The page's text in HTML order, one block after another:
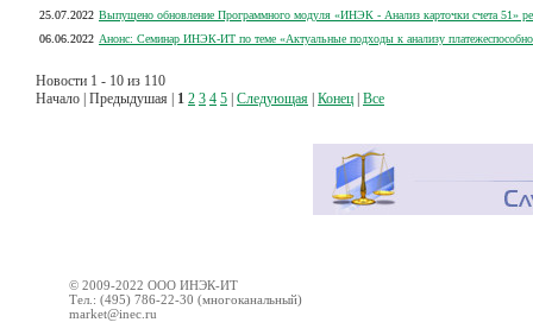
25.07.2022 Выпущено обновление Программного модуля «ИНЭК - Анализ карточки счета 51»
06.06.2022 Анонс: Семинар ИНЭК-ИТ по теме «Актуальные подходы к анализу
Новости 1 - 10 из 110
Начало | Предыдушая | 1 2 3 4 5 Следующая Конец Все
© 2009-2022 ООО ИНЭК-ИТ
Тел.: (495) 786-22-30 (многоканальный)
market@inec.ru